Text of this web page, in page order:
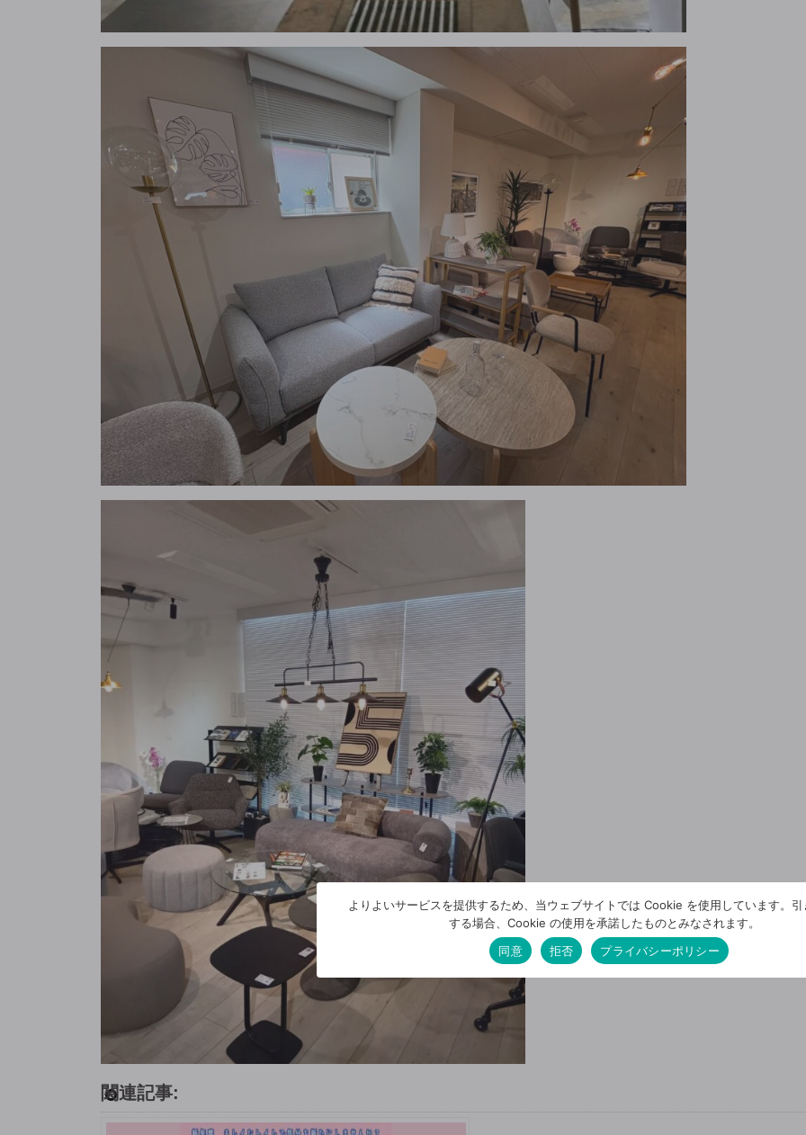
関連記事:
よりよいサービスを提供するため、当ウェブサイトでは Cookie を使用しています。引
する場合、Cookie の使用を承諾したものとみなされます。
同意
拒否 プライバシーポリシー